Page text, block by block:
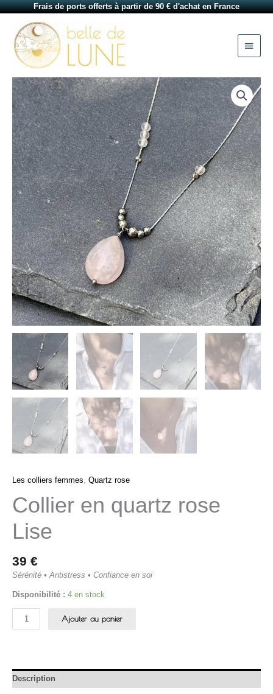
Frais de ports offerts à partir de 90 € d'achat en France
Aller
contenu
Les colliers femmes, Quartz rose
Collier en quartz rose
Lise
39 €
Sérénité • Antistress • Confiance en soi
Disponibilité : 4 en stock
quantité
de
Collier
en
quartz
rose
Lise
Ajouter au panier
Description